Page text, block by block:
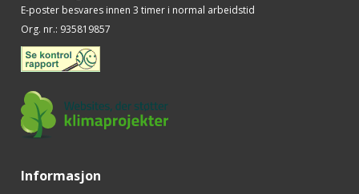
E-poster besvares innen 3 timer i normal arbeidstid
Org. nr.: 935819857
Informasjon